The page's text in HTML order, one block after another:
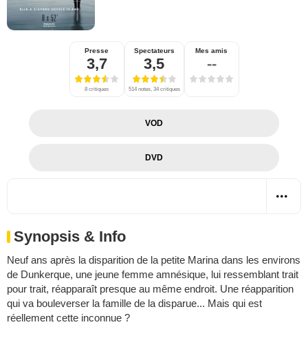
Presse
3,7
8 critiques
Spectateurs
3,5
514 notes, 34 critiques
Mes amis
--
VOD
DVD
Synopsis & Info
Neuf ans après la disparition de la petite Marina dans les environs
de Dunkerque, une jeune femme amnésique, lui ressemblant trait
pour trait, réapparaît presque au même endroit. Une réapparition
qui va bouleverser la famille de la disparue... Mais qui est
réellement cette inconnue ?